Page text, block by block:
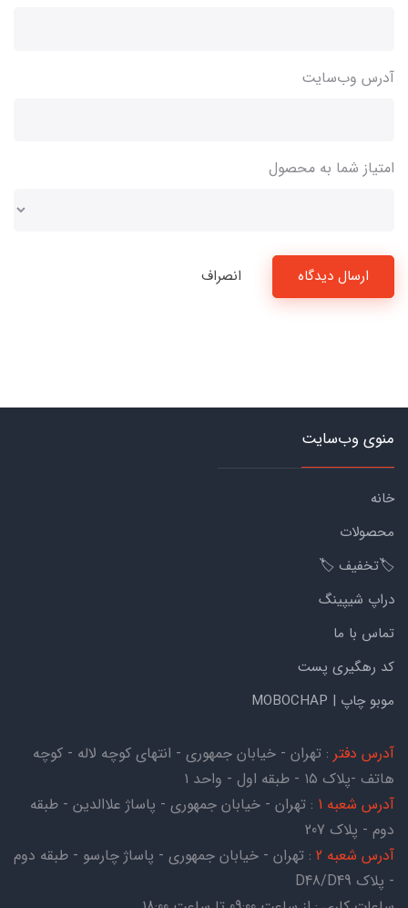
آدرس وب‌سایت
امتیاز شما به محصول
ارسال دیدگاه انصراف
منوی وب‌سایت
خانه
محصولات
🏷️تخفیف 🏷️
دراپ شیپینگ
تماس با ما
کد رهگیری پست
موبو چاپ | MOBOCHAP
آدرس دفتر : تهران - خیابان جمهوری - انتهای کوچه لاله - کوچه
هاتف -پلاک ۱۵ - طبقه اول - واحد ۱
آدرس شعبه 1
: تهران - خیابان جمهوری - پاساژ علاالدین - طبقه
دوم - پلاک 207
آدرس شعبه 2
: تهران - خیابان جمهوری - پاساژ چارسو - طبقه دوم
- پلاک D48/D49